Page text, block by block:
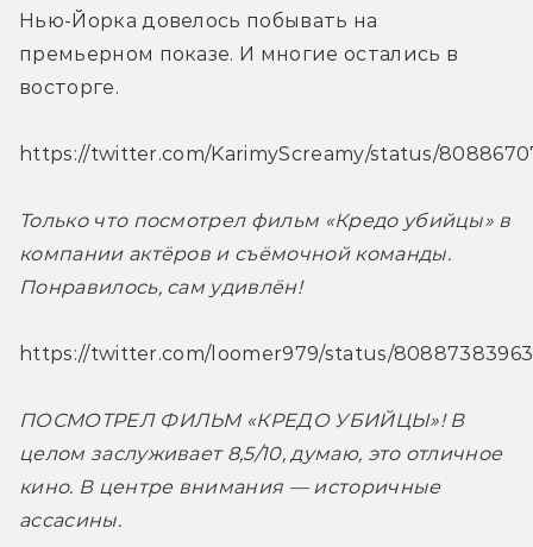
Нью-Йорка довелось побывать на
премьерном показе. И многие остались в
восторге.
https://twitter.com/KarimyScreamy/status/
Только что посмотрел фильм «Кредо убийцы» в
компании актёров и съёмочной команды.
Понравилось, сам удивлён!
https://twitter.com/loomer979/status/
ПОСМОТРЕЛ ФИЛЬМ «КРЕДО УБИЙЦЫ»! В
целом заслуживает 8,5/10, думаю, это отличное
кино. В центре внимания — историчные
ассасины.